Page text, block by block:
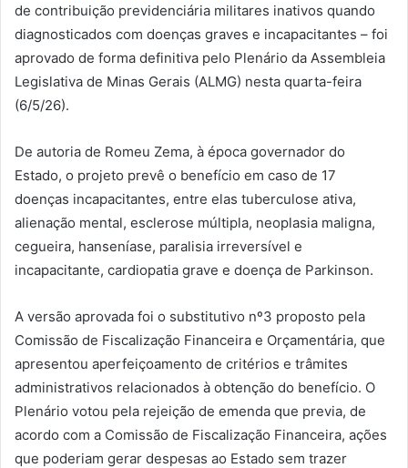
de contribuição previdenciária militares inativos quando
diagnosticados com doenças graves e incapacitantes – foi
aprovado de forma definitiva pelo Plenário da Assembleia
Legislativa de Minas Gerais (ALMG) nesta quarta-feira
(6/5/26).
De autoria de Romeu Zema, à época governador do
Estado, o projeto prevê o benefício em caso de 17
doenças incapacitantes, entre elas tuberculose ativa,
alienação mental, esclerose múltipla, neoplasia maligna,
cegueira, hanseníase, paralisia irreversível e
incapacitante, cardiopatia grave e doença de Parkinson.
A versão aprovada foi o substitutivo nº3 proposto pela
Comissão de Fiscalização Financeira e Orçamentária, que
apresentou aperfeiçoamento de critérios e trâmites
administrativos relacionados à obtenção do benefício. O
Plenário votou pela rejeição de emenda que previa, de
acordo com a Comissão de Fiscalização Financeira, ações
que poderiam gerar despesas ao Estado sem trazer